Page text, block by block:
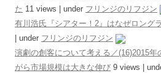
た 11 views under フリンジのリフジン
有川浩氏『シアター！2』はなぜロング
under フリンジのリフジン
演劇の創客について考える／(16)2015
がら市場規模は大きな伸び 9 views